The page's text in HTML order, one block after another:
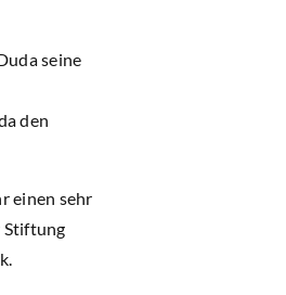
seine
den
einen sehr
Stiftung